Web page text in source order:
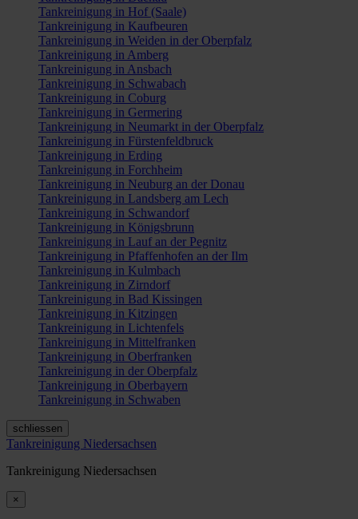
Tankreinigung in Hof (Saale)
Tankreinigung in Kaufbeuren
Tankreinigung in Weiden in der Oberpfalz
Tankreinigung in Amberg
Tankreinigung in Ansbach
Tankreinigung in Schwabach
Tankreinigung in Coburg
Tankreinigung in Germering
Tankreinigung in Neumarkt in der Oberpfalz
Tankreinigung in Fürstenfeldbruck
Tankreinigung in Erding
Tankreinigung in Forchheim
Tankreinigung in Neuburg an der Donau
Tankreinigung in Landsberg am Lech
Tankreinigung in Schwandorf
Tankreinigung in Königsbrunn
Tankreinigung in Lauf an der Pegnitz
Tankreinigung in Pfaffenhofen an der Ilm
Tankreinigung in Kulmbach
Tankreinigung in Zirndorf
Tankreinigung in Bad Kissingen
Tankreinigung in Kitzingen
Tankreinigung in Lichtenfels
Tankreinigung in Mittelfranken
Tankreinigung in Oberfranken
Tankreinigung in der Oberpfalz
Tankreinigung in Oberbayern
Tankreinigung in Schwaben
schliessen
Tankreinigung Niedersachsen
Tankreinigung Niedersachsen
×